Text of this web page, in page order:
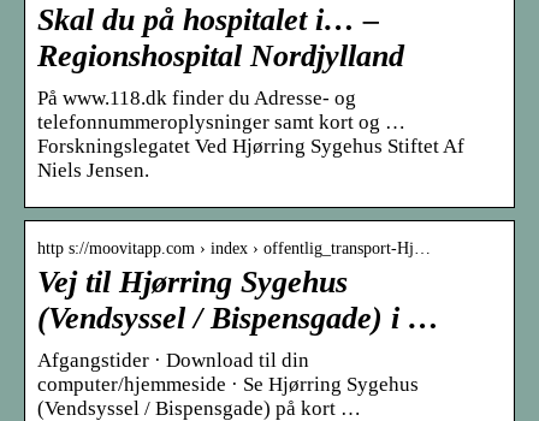
Skal du på hospitalet i… –
Regionshospital Nordjylland
På www.118.dk finder du Adresse- og
telefonnummeroplysninger samt kort og …
Forskningslegatet Ved Hjørring Sygehus Stiftet Af
Niels Jensen.
http s://moovitapp.com › index › offentlig_transport-Hj…
Vej til Hjørring Sygehus
(Vendsyssel / Bispensgade) i …
Afgangstider · Download til din
computer/hjemmeside · Se Hjørring Sygehus
(Vendsyssel / Bispensgade) på kort …